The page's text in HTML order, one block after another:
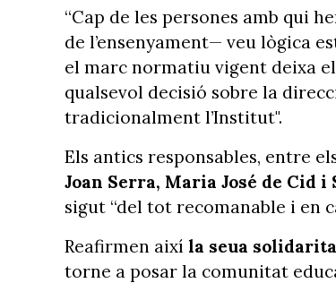
“Cap de les persones amb qui
de l’ensenyament— veu lògica
el marc normatiu vigent deixa
qualsevol decisió sobre la
tradicionalment l’Institut".
Els antics responsables, entre
Joan Serra, Maria José de Cid i
sigut “del tot recomanable i en
Reafirmen així la seua
torne a posar la comunitat